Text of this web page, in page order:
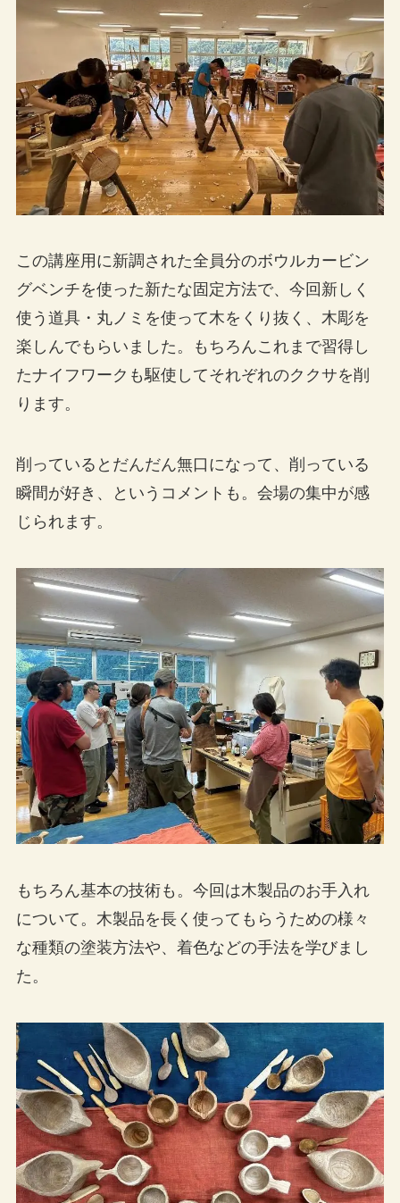
この講座用に新調された全員分のボウルカービン
グベンチを使った新たな固定方法で、今回新しく
使う道具・丸ノミを使って木をくり抜く、木彫を
楽しんでもらいました。もちろんこれまで習得し
たナイフワークも駆使してそれぞれのククサを削
ります。
削っているとだんだん無口になって、削っている
瞬間が好き、というコメントも。会場の集中が感
じられます。
もちろん基本の技術も。今回は木製品のお手入れ
について。木製品を長く使ってもらうための様々
な種類の塗装方法や、着色などの手法を学びまし
た。